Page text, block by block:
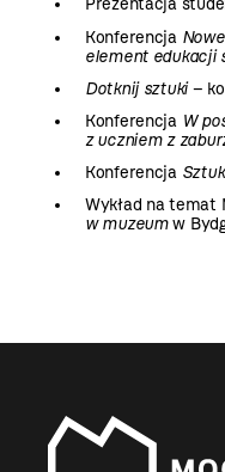
Prezentacja
Konferencja
element edukacji
Dotknij sztuki–
Konferencja W
z uczniem z
Konferencja
Wykład na temat
w muzeumw